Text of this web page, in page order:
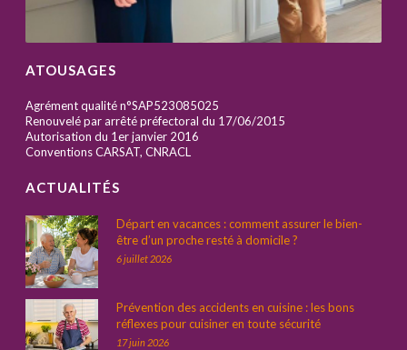
ATOUSAGES
Agrément qualité n°SAP523085025
Renouvelé par arrêté préfectoral du 17/06/2015
Autorisation du 1er janvier 2016
Conventions CARSAT, CNRACL
ACTUALITÉS
Départ en vacances : comment assurer le bien-
être d’un proche resté à domicile ?
6 juillet 2026
Prévention des accidents en cuisine : les bons
réflexes pour cuisiner en toute sécurité
17 juin 2026